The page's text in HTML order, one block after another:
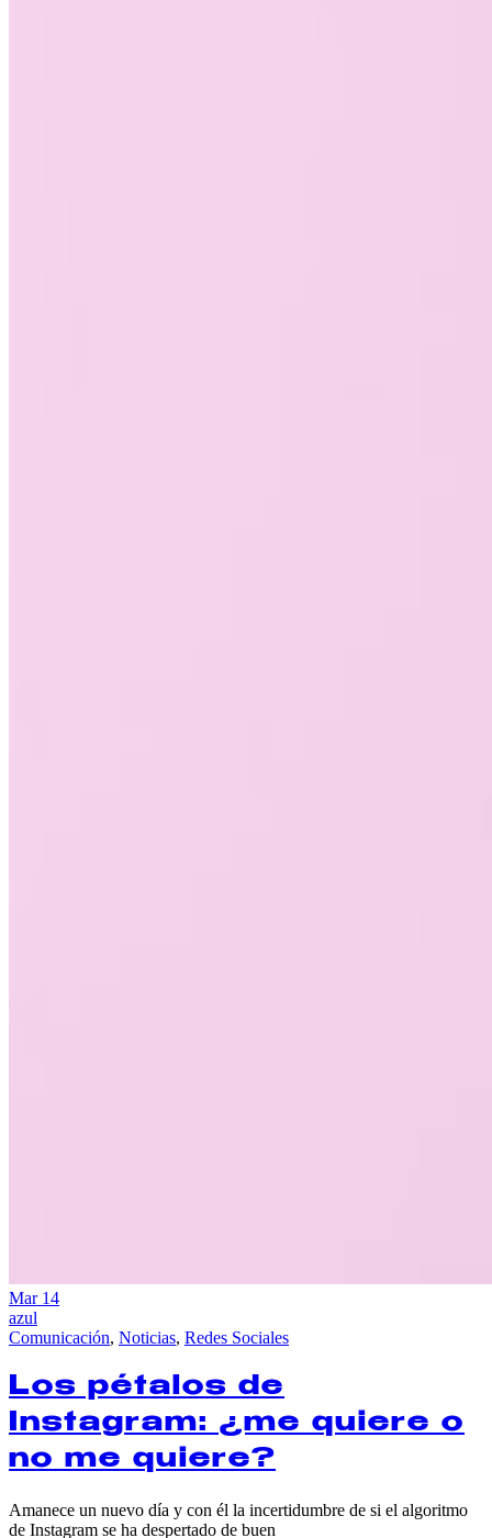
Mar 14
azul
Comunicación, Noticias, Redes Sociales
Los pétalos de
Instagram: ¿me quiere o
no me quiere?
Amanece un nuevo día y con él la incertidumbre de si el algoritmo
de Instagram se ha despertado de buen